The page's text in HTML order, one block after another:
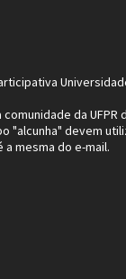
da UFPR
"alcunha" devem
a mesma do e-mail.